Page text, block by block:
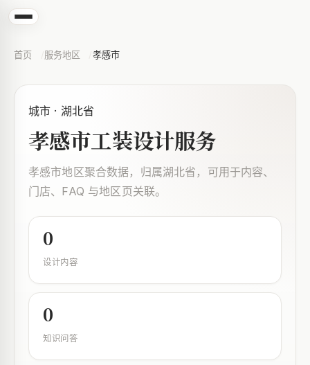
首页 服务地区 孝感市
城市 · 湖北省
孝感市工装设计服务
孝感市地区聚合数据，归属湖北省，可用于内容、
门店、FAQ 与地区页关联。
0
设计内容
0
知识问答